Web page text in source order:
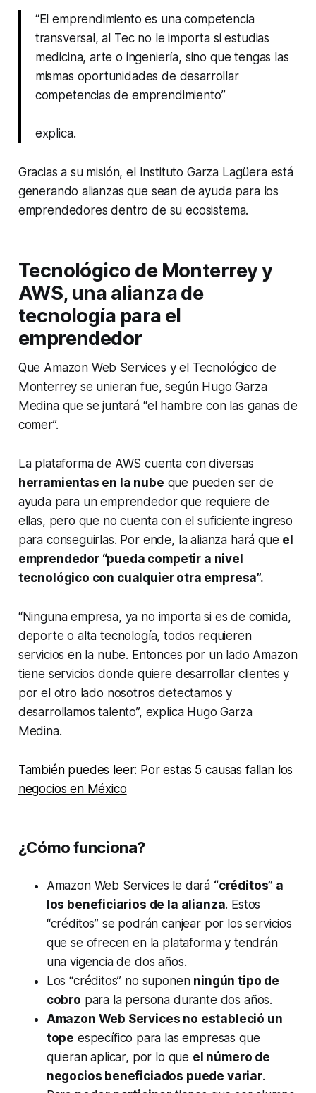
“El emprendimiento es una competencia
transversal, al Tec no le importa si estudias
medicina, arte o ingeniería, sino que tengas las
mismas oportunidades de desarrollar
competencias de emprendimiento”
explica.
Gracias a su misión, el Instituto Garza Lagüera está
generando alianzas que sean de ayuda para los
emprendedores dentro de su ecosistema.
Tecnológico de Monterrey y
AWS, una alianza de
tecnología para el
emprendedor
Que Amazon Web Services y el Tecnológico de
Monterrey se unieran fue, según Hugo Garza
Medina que se juntará “el hambre con las ganas de
comer”.
La plataforma de AWS cuenta con diversas
herramientas en la nube que pueden ser de
ayuda para un emprendedor que requiere de
ellas, pero que no cuenta con el suficiente ingreso
para conseguirlas. Por ende, la alianza hará que el
emprendedor “pueda competir a nivel
tecnológico con cualquier otra empresa”.
“Ninguna empresa, ya no importa si es de comida,
deporte o alta tecnología, todos requieren
servicios en la nube. Entonces por un lado Amazon
tiene servicios donde quiere desarrollar clientes y
por el otro lado nosotros detectamos y
desarrollamos talento”, explica Hugo Garza
Medina.
También puedes leer: Por estas 5 causas fallan los
negocios en México
¿Cómo funciona?
Amazon Web Services le dará “créditos” a
los beneficiarios de la alianza. Estos
“créditos” se podrán canjear por los servicios
que se ofrecen en la plataforma y tendrán
una vigencia de dos años.
Los “créditos” no suponen ningún tipo de
cobro para la persona durante dos años.
Amazon Web Services no estableció un
tope específico para las empresas que
quieran aplicar, por lo que el número de
negocios beneficiados puede variar.